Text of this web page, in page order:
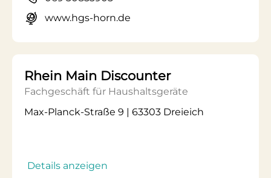
www.hgs-horn.de
Rhein Main Discounter
Fachgeschäft für Haushaltsgeräte
Max-Planck-Straße 9 | 63303 Dreieich
Details anzeigen